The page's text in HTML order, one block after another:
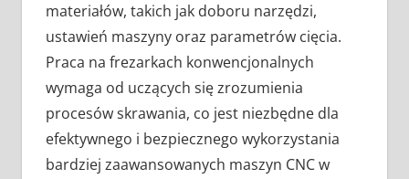
materiałów, takich jak doboru narzędzi,
ustawień maszyny oraz parametrów cięcia.
Praca na frezarkach konwencjonalnych
wymaga od uczących się zrozumienia
procesów skrawania, co jest niezbędne dla
efektywnego i bezpiecznego wykorzystania
bardziej zaawansowanych maszyn CNC w